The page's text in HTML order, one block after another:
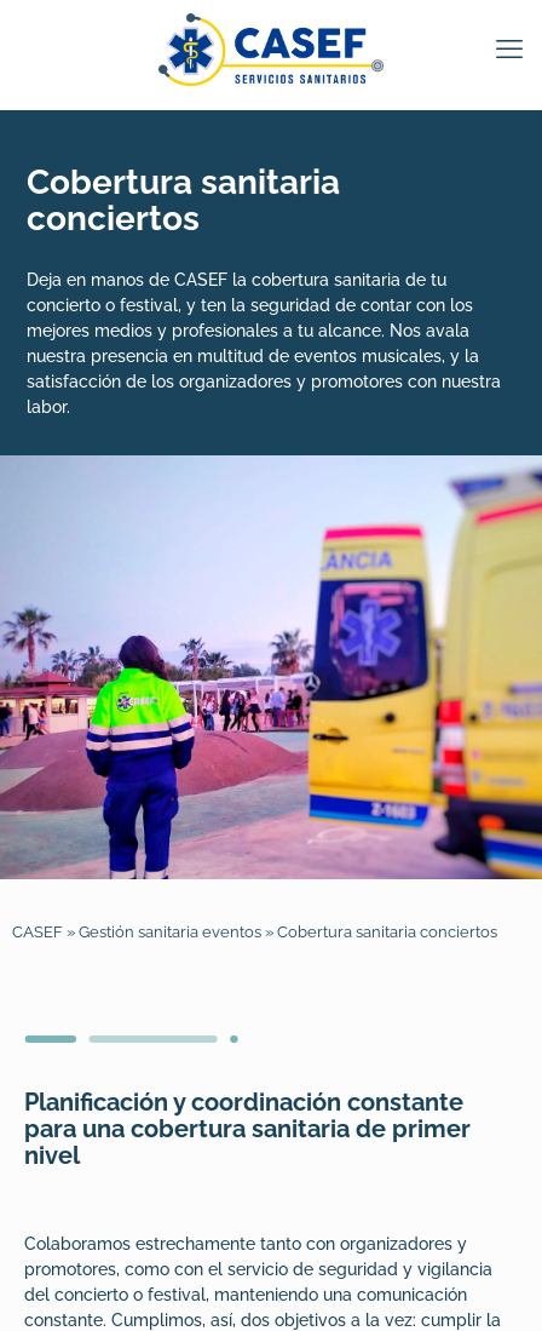
Cobertura sanitaria
conciertos
Deja en manos de CASEF la cobertura sanitaria de tu
concierto o festival, y ten la seguridad de contar con los
mejores medios y profesionales a tu alcance. Nos avala
nuestra presencia en multitud de eventos musicales, y la
satisfacción de los organizadores y promotores con nuestra
labor.
CASEF » Gestión sanitaria eventos » Cobertura sanitaria conciertos
Planificación y coordinación constante
para una cobertura sanitaria de primer
nivel
Colaboramos estrechamente tanto con organizadores y
promotores, como con el servicio de seguridad y vigilancia
del concierto o festival, manteniendo una comunicación
constante. Cumplimos, así, dos objetivos a la vez: cumplir la